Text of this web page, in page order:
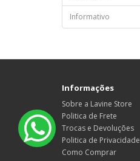
Informativo
Informações
Sobre a Lavine Store
Politica de Frete
Trocas e Devoluções
Politica de Privacidade
Como Comprar